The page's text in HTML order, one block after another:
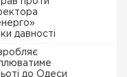
давності
до Одеси